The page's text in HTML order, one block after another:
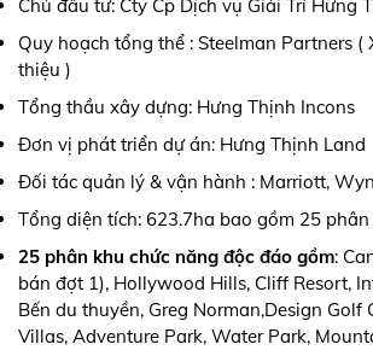
Chủ đầu tư: Cty Cp Dịch vụ Giải Trí Hưng
Quy hoạch tổng thể : Steelman Partners (
thiệu )
Tổng thầu xây dựng: Hưng Thịnh Incons
Đơn vị phát triển dự án: Hưng Thịnh Land
Đối tác quản lý & vận hành : Marriott,
Tổng diện tích: 623.7ha bao gồm 25 phân
25 phân khu chức năng độc đáo gồm:
bán đợt 1), Hollywood Hills, Cliff Resort,
Bến du thuyền, Greg Norman,Design Golf
Villas, Adventure Park, Water Park,